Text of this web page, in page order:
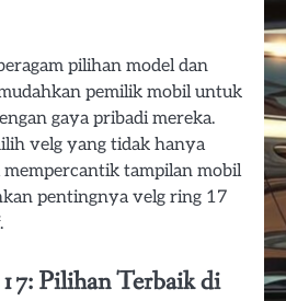
pilihan model dan
pemilik mobil untuk
gaya pribadi mereka.
velg yang tidak hanya
tampilan mobil
pentingnya velg ring 17
Pilihan Terbaik di